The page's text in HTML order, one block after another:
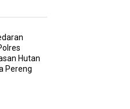
Hutan
Pereng